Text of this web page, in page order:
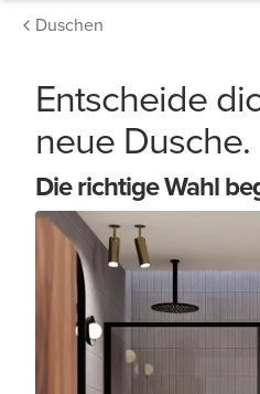
Duschen
Entscheide
neue Dusche.
Die richtige Wahl